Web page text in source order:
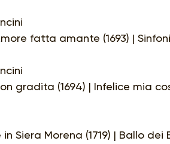
fatta amante (1693) |
gradita (1694) | Infelice mia
Siera Morena (1719) | Ballo